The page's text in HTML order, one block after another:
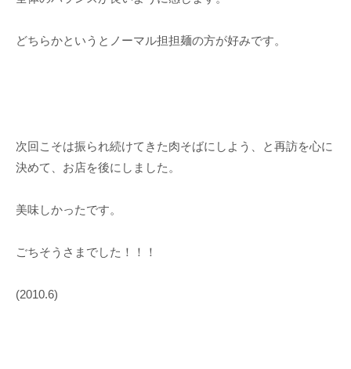
どちらかというとノーマル担担麺の方が好みです。
次回こそは振られ続けてきた肉そばにしよう、と再訪を心に
決めて、お店を後にしました。
美味しかったです。
ごちそうさまでした！！！
(2010.6)